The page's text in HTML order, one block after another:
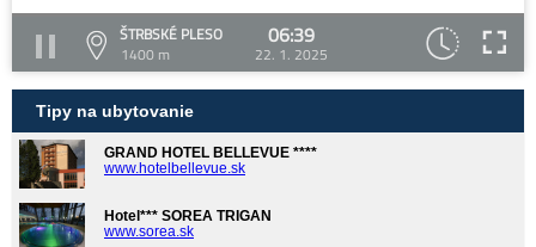
ŠTRBSKÉ PLESO
1400 m
06:39
22. 1. 2025
Tipy na ubytovanie
GRAND HOTEL BELLEVUE ****
www.hotelbellevue.sk
Hotel*** SOREA TRIGAN
www.sorea.sk